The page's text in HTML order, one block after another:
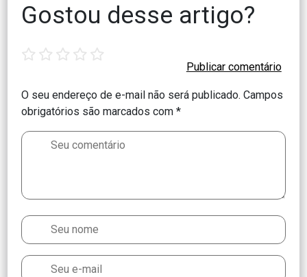
Gostou desse artigo?
O seu endereço de e-mail não será publicado. Campos
obrigatórios são marcados com*
star stars stars stars stars